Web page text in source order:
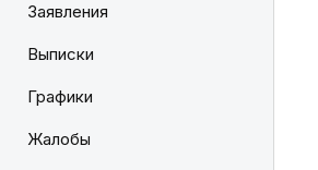
Заявления
Выписки
Графики
Жалобы